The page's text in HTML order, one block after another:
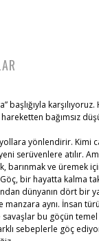
başlığıyla
bağımsız
yönlendirir. Kimi
serüvenlere atılır.
barınmak ve üremek
bir hayatta kalma
dünyanın dört
manzara aynı.
bu göçün temel
sebeplerle göç